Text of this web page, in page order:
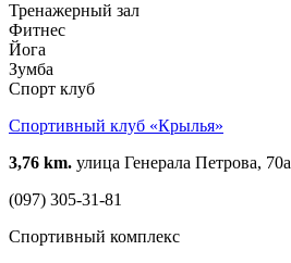
Тренажерный зал
Фитнес
Йога
Зумба
Спорт клуб
Спортивный клуб «Крылья»
3,76 km. улица Генерала Петрова, 70а
(097) 305-31-81
Спортивный комплекс